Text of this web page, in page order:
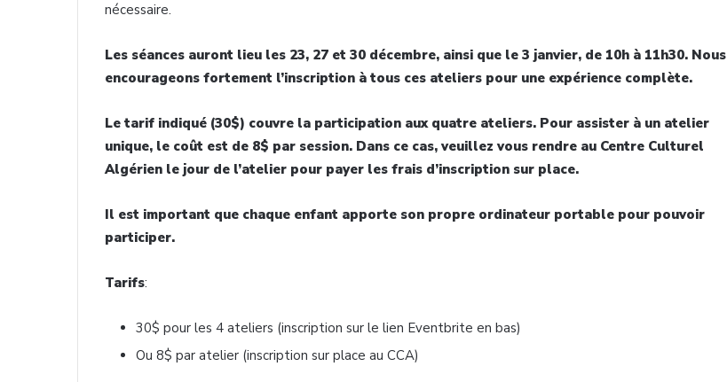
nécessaire.
Les séances auront lieu les 23, 27 et 30 décembre, ainsi que le 3 janvier, de 10h à 11h30. Nous
encourageons fortement l’inscription à tous ces ateliers pour une expérience complète.
Le tarif indiqué (30$) couvre la participation aux quatre ateliers. Pour assister à un atelier
unique, le coût est de 8$ par session. Dans ce cas, veuillez vous rendre au Centre Culturel
Algérien le jour de l’atelier pour payer les frais d’inscription sur place.
Il est important que chaque enfant apporte son propre ordinateur portable pour pouvoir
participer.
Tarifs:
30$ pour les 4 ateliers (inscription sur le lien Eventbrite en bas)
Ou 8$ par atelier (inscription sur place au CCA)